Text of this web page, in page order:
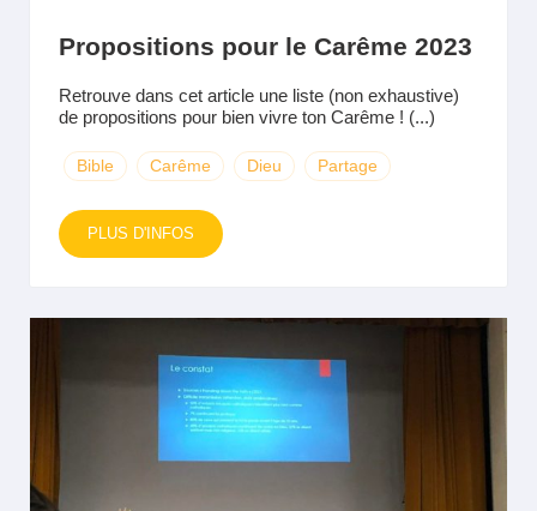
Propositions pour le Carême 2023
Retrouve dans cet article une liste (non exhaustive)
de propositions pour bien vivre ton Carême ! (...)
Bible Carême Dieu Partage
PLUS D'INFOS